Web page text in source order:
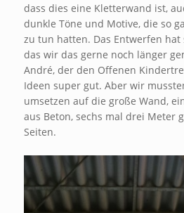
dass dies eine Kletterwand ist,
dunkle Töne und Motive, die so
zu tun hatten. Das Entwerfen hat
das wir das gerne noch länger
André, der den Offenen
Ideen super gut. Aber wir
umsetzen auf die große Wand,
aus Beton, sechs mal drei Meter
Seiten.